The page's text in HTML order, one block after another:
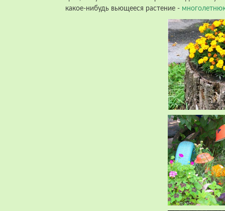
какое-нибудь вьющееся растение -